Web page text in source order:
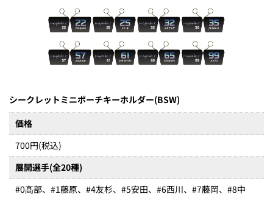
シークレットミニポーチキーホルダー(BSW)
価格
700円(税込)
展開選手(全20種)
#0髙部、#1藤原、#4友杉、#5安田、#6西川、#7藤岡、#8中